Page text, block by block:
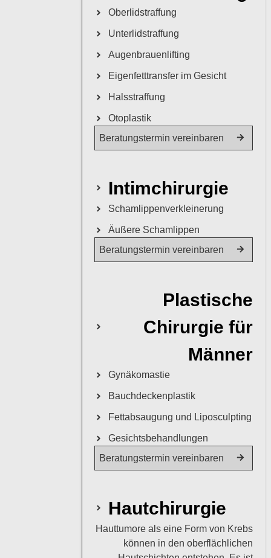
Oberlidstraffung
Unterlidstraffung
Augenbrauenlifting
Eigenfetttransfer im Gesicht
Halsstraffung
Otoplastik
Beratungstermin vereinbaren
Intimchirurgie
Schamlippenverkleinerung
Äußere Schamlippen
Beratungstermin vereinbaren
Plastische
Chirurgie für
Männer
Gynäkomastie
Bauchdeckenplastik
Fettabsaugung und Liposculpting
Gesichtsbehandlungen
Beratungstermin vereinbaren
Hautchirurgie
Hauttumore als eine Form von Krebs
können in den oberflächlichen